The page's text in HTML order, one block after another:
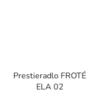
Prestieradlo FROTÉ
ELA 02